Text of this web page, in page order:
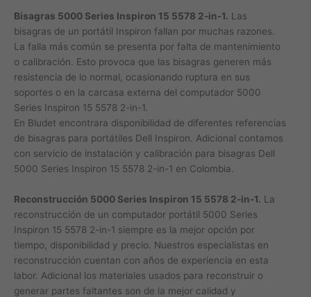
Bisagras 5000 Series Inspiron 15 5578 2-in-1. Las
bisagras de un portátil Inspiron fallan por muchas razones.
La falla más común se presenta por falta de mantenimiento
o calibración. Esto provoca que las bisagras generen más
resistencia de lo normal, ocasionando ruptura en sus
soportes o en la carcasa externa del computador 5000
Series Inspiron 15 5578 2-in-1.
En Bludet encontrara disponibilidad de diferentes referencias
de bisagras para portátiles Dell Inspiron. Adicional contamos
con servicio de instalación y calibración para bisagras Dell
5000 Series Inspiron 15 5578 2-in-1 en Colombia.
Reconstrucción 5000 Series Inspiron 15 5578 2-in-1. La
reconstrucción de un computador portátil 5000 Series
Inspiron 15 5578 2-in-1 siempre es la mejor opción por
tiempo, disponibilidad y precio. Nuestros especialistas en
reconstrucción cuentan con años de experiencia en esta
labor. Adicional los materiales usados para reconstruir o
generar partes faltantes son de la mejor calidad y